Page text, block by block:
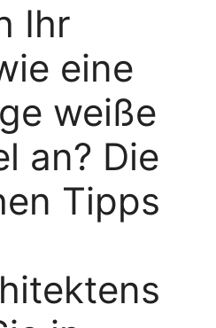
Ihr
eine
weiße
an? Die
Tipps